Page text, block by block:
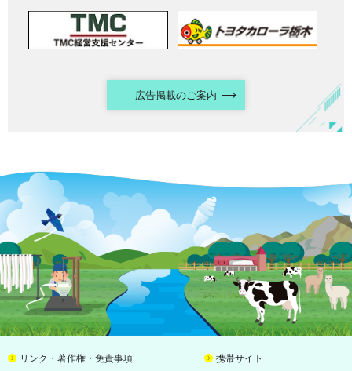
広告掲載のご案内
リンク・著作権・免責事項 携帯サイト